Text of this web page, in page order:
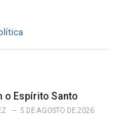
o Espírito Santo
5 DE AGOSTO DE 2026